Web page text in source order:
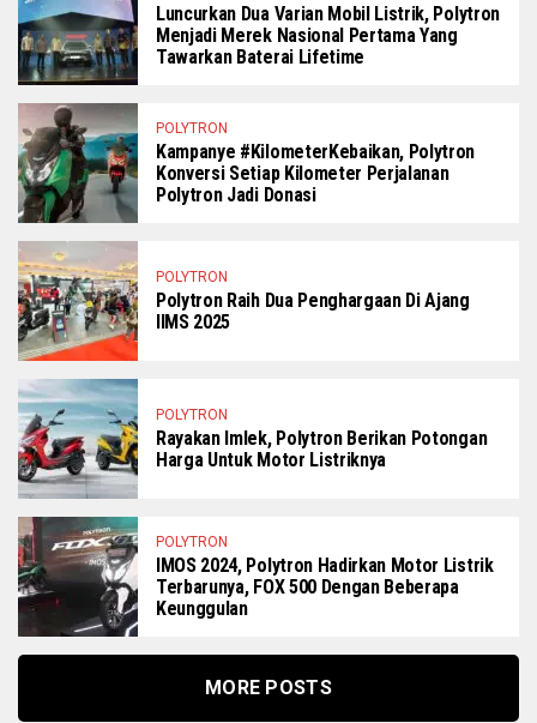
Luncurkan Dua Varian Mobil Listrik, Polytron
Menjadi Merek Nasional Pertama Yang
Tawarkan Baterai Lifetime
POLYTRON
Kampanye #KilometerKebaikan, Polytron
Konversi Setiap Kilometer Perjalanan
Polytron Jadi Donasi
POLYTRON
Polytron Raih Dua Penghargaan Di Ajang
IIMS 2025
POLYTRON
Rayakan Imlek, Polytron Berikan Potongan
Harga Untuk Motor Listriknya
POLYTRON
IMOS 2024, Polytron Hadirkan Motor Listrik
Terbarunya, FOX 500 Dengan Beberapa
Keunggulan
MORE POSTS